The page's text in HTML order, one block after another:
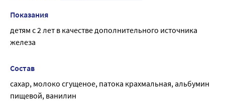
Показания
детям с 2 лет в качестве дополнительного источника
железа
Состав
сахар, молоко сгущеное, патока крахмальная, альбумин
пищевой, ванилин